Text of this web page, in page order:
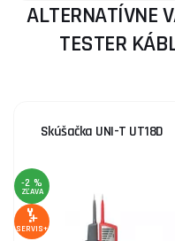
ALTERNATÍVNE
TESTER
Skúšačka UNI-T UT18D
-2 %
ZĽAVA
SERVIS+